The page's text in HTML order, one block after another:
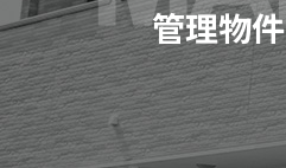
管理物件